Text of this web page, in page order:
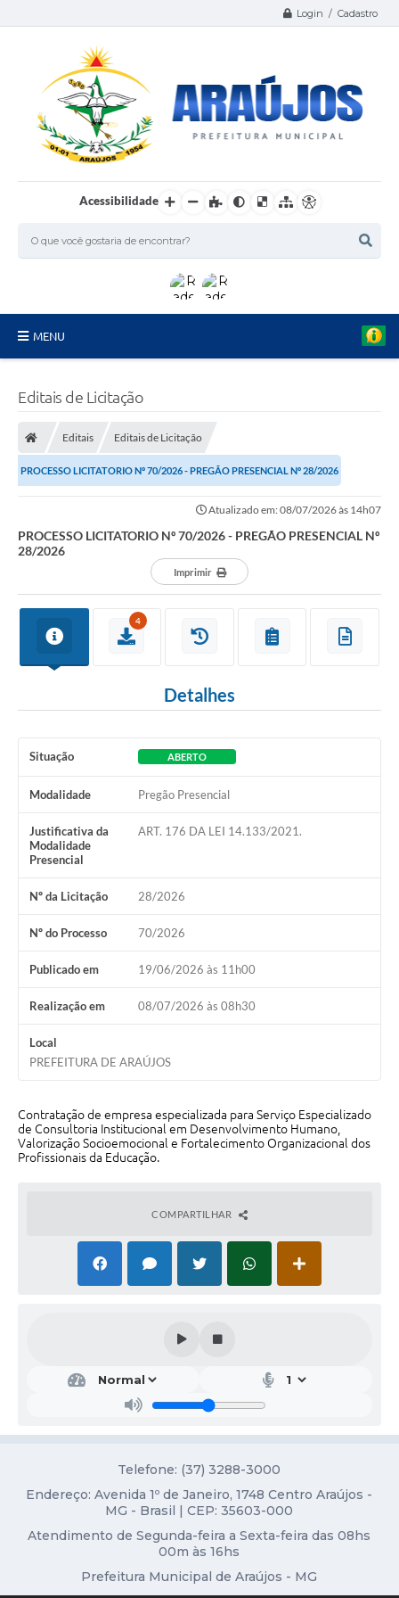
Login / Cadastro
Acessibilidade
MENU
Lei Aldir Blanc 2026
Prefeitura
Licenças Concedidas
DOC Licenciamento Ambiental
Notícias
Concursos e Processos Seletivos
Diário Oficial
Acesso a Informação (Transparência)
Guia de Serviços
Lei Aldir Blanc
Arquivos de Transparência
Editais
Modelos
A Prefeitura
Arquivos para Download
Carta de Serviços
Editais de Licitação
Editais Editais de Licitação
PROCESSO LICITATORIO Nº 70/2026 - PREGÃO PRESENCIAL Nº 28/2026
Atualizado em: 08/07/2026 às 14h07
PROCESSO LICITATORIO Nº 70/2026 - PREGÃO PRESENCIAL Nº
28/2026
Imprimir
4
Detalhes
Situação ABERTO
Modalidade Pregão Presencial
Justificativa da
Modalidade
Presencial
ART. 176 DA LEI 14.133/2021.
Nº da Licitação 28/2026
Nº do Processo 70/2026
Publicado em 19/06/2026 às 11h00
Realização em 08/07/2026 às 08h30
Local
PREFEITURA DE ARAÚJOS
Contratação de empresa especializada para Serviço Especializado
de Consultoria Institucional em Desenvolvimento Humano,
Valorização Socioemocional e Fortalecimento Organizacional dos
Profissionais da Educação.
COMPARTILHAR
Telefone: (37) 3288-3000
Endereço: Avenida 1º de Janeiro, 1748 Centro Araújos -
MG - Brasil | CEP: 35603-000
Atendimento de Segunda-feira a Sexta-feira das 08hs
00m às 16hs
Prefeitura Municipal de Araújos - MG